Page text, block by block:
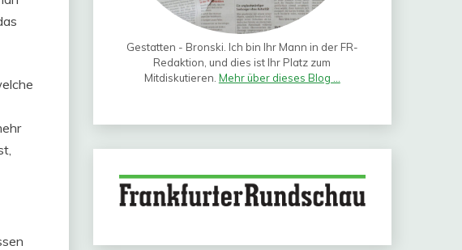
Gestatten - Bronski. Ich bin Ihr Mann in der FR-
Redaktion, und dies ist Ihr Platz zum
Mitdiskutieren. Mehr über dieses Blog ...